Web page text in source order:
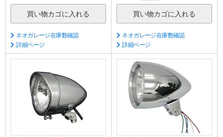
ネオガレージ在庫数確認
詳細ページ
ネオガレージ在庫数確認
詳細ページ